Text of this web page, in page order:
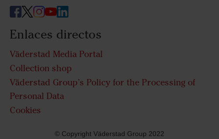
Enlaces directos
Väderstad Media Portal
Collection shop
Väderstad Group’s Policy for the Processing of
Personal Data
Cookies
© Copyright Väderstad Group 2022